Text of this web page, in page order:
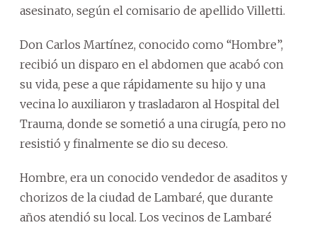
asesinato, según el comisario de apellido Villetti.
Don Carlos Martínez, conocido como “Hombre”,
recibió un disparo en el abdomen que acabó con
su vida, pese a que rápidamente su hijo y una
vecina lo auxiliaron y trasladaron al Hospital del
Trauma, donde se sometió a una cirugía, pero no
resistió y finalmente se dio su deceso.
Hombre, era un conocido vendedor de asaditos y
chorizos de la ciudad de Lambaré, que durante
años atendió su local. Los vecinos de Lambaré